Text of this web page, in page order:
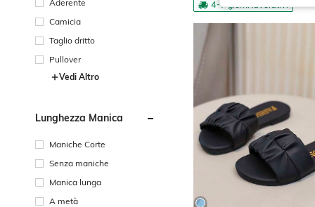
Aderente
Camicia
Taglio dritto
Pullover
Vedi Altro
Lunghezza Manica
Maniche Corte
Senza maniche
Manica lunga
A metà
4-7 giorni lavorativi